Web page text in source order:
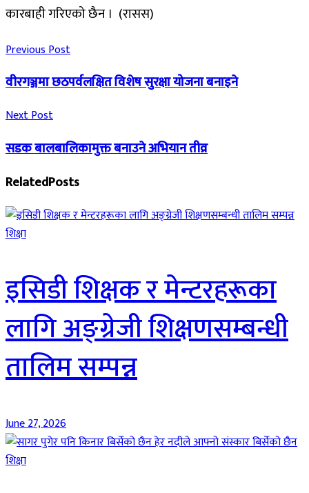
कारबाही गरिएको छैन । (रासस)
Previous Post
वीरगञ्जमा छठपर्वलक्षित विशेष सुरक्षा योजना बनाइने
Next Post
सडक बालबालिकामुक्त बनाउने अभियान तीव्र
RelatedPosts
शिक्षा
इसिडी शिक्षक र मेन्टरहरूका
लागि अङ्ग्रेजी शिक्षणसम्बन्धी
तालिम सम्पन्न
June 27, 2026
शिक्षा